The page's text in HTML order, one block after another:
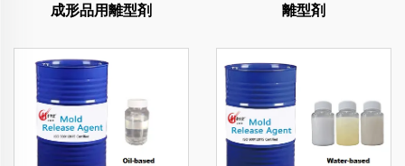
成形品用離型剤
離型剤